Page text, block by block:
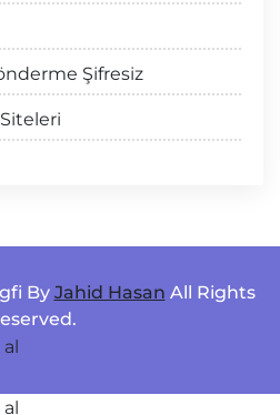
Şifresiz
By Jahid Hasan All Rights